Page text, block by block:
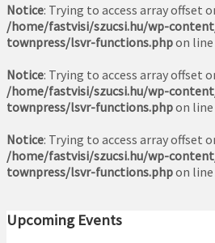
Notice: Trying to access array offset
/home/fastvisi/szucsi.hu/wp-
townpress/lsvr-functions.phpon line
Notice: Trying to access array offset
/home/fastvisi/szucsi.hu/wp-
townpress/lsvr-functions.phpon line
Notice: Trying to access array offset
/home/fastvisi/szucsi.hu/wp-
townpress/lsvr-functions.phpon line
Upcoming Events